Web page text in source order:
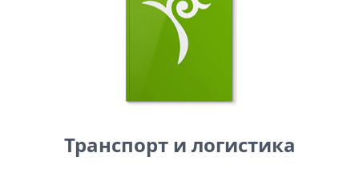
Транспорт и логистика